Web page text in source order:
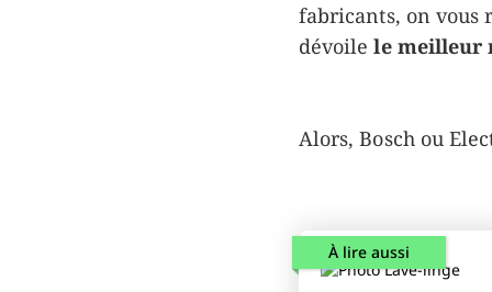
fabricants, on vous
dévoilele meilleur
Alors, Bosch ou
À lire aussi